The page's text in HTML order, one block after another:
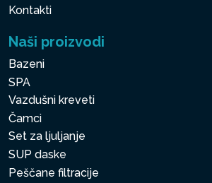
Kontakti
Naši proizvodi
Bazeni
SPA
Vazdušni kreveti
Čamci
Set za ljuljanje
SUP daske
Peščane filtracije